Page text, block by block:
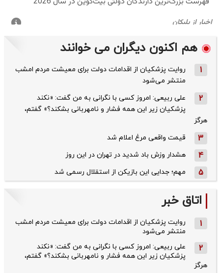
هم اکنون دیگران می خوانند
1
روایت پزشکیان از اقدامات دولت برای معیشت مردم امشب
منتشر می‌شود
2
علی ربیعی: امروز کسی با نگرانی به من گفت: «نکند
پزشکیان زیر این همه فشار و نامهربانی بشکند؟» گفتم،
هرگز
3 قیمت واقعی مرغ اعلام شد
4 هشدار وزش باد شدید در تهران در این روز
5 مهم؛ جدایی این بازیکن از استقلال رسمی شد
اتاق خبر
1
روایت پزشکیان از اقدامات دولت برای معیشت مردم امشب
منتشر می‌شود
2
علی ربیعی: امروز کسی با نگرانی به من گفت: «نکند
پزشکیان زیر این همه فشار و نامهربانی بشکند؟» گفتم،
هرگز